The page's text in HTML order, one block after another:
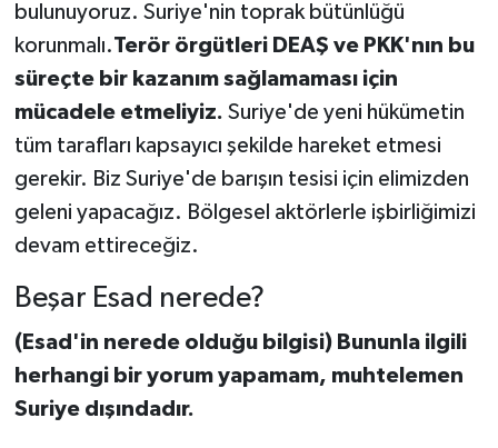
bulunuyoruz. Suriye'nin toprak bütünlüğü
korunmalı.Terör örgütleri DEAŞ ve PKK'nın bu
süreçte bir kazanım sağlamaması için
mücadele etmeliyiz. Suriye'de yeni hükümetin
tüm tarafları kapsayıcı şekilde hareket etmesi
gerekir. Biz Suriye'de barışın tesisi için elimizden
geleni yapacağız. Bölgesel aktörlerle işbirliğimizi
devam ettireceğiz.
Beşar Esad nerede?
(Esad'in nerede olduğu bilgisi) Bununla ilgili
herhangi bir yorum yapamam, muhtelemen
Suriye dışındadır.